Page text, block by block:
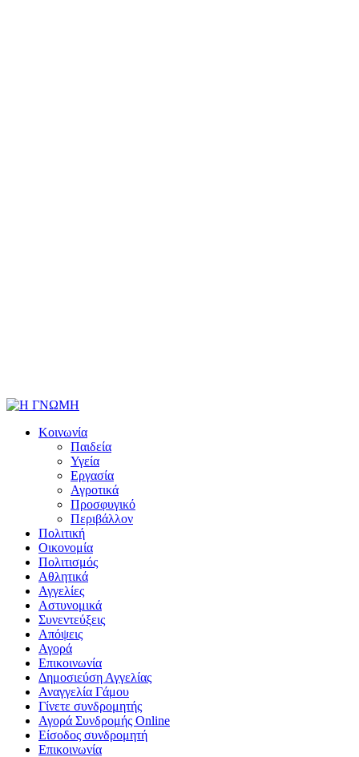
Κοινωνία
Παιδεία
Υγεία
Εργασία
Αγροτικά
Προσφυγικό
Περιβάλλον
Πολιτική
Οικονομία
Πολιτισμός
Αθλητικά
Αγγελίες
Αστυνομικά
Συνεντεύξεις
Απόψεις
Αγορά
Επικοινωνία
Δημοσιεύση Αγγελίας
Αναγγελία Γάμου
Γίνετε συνδρομητής
Αγορά Συνδρομής Online
Είσοδος συνδρομητή
Επικοινωνία